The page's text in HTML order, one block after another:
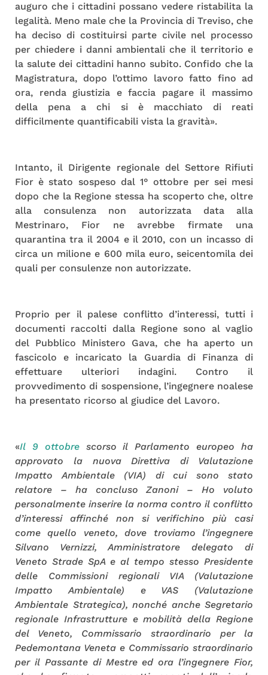
auguro che i cittadini possano vedere ristabilita la
legalità. Meno male che la Provincia di Treviso, che
ha deciso di costituirsi parte civile nel processo
per chiedere i danni ambientali che il territorio e
la salute dei cittadini hanno subito. Confido che la
Magistratura, dopo l’ottimo lavoro fatto fino ad
ora, renda giustizia e faccia pagare il massimo
della pena a chi si è macchiato di reati
difficilmente quantificabili vista la gravità».
Intanto, il Dirigente regionale del Settore Rifiuti
Fior è stato sospeso dal 1° ottobre per sei mesi
dopo che la Regione stessa ha scoperto che, oltre
alla consulenza non autorizzata data alla
Mestrinaro, Fior ne avrebbe firmate una
quarantina tra il 2004 e il 2010, con un incasso di
circa un milione e 600 mila euro, seicentomila dei
quali per consulenze non autorizzate.
Proprio per il palese conflitto d’interessi, tutti i
documenti raccolti dalla Regione sono al vaglio
del Pubblico Ministero Gava, che ha aperto un
fascicolo e incaricato la Guardia di Finanza di
effettuare ulteriori indagini. Contro il
provvedimento di sospensione, l’ingegnere noalese
ha presentato ricorso al giudice del Lavoro.
«Il 9 ottobrescorso il Parlamento europeo ha
approvato la nuova Direttiva di Valutazione
Impatto Ambientale (VIA) di cui sono stato
relatore – ha concluso Zanoni – Ho voluto
personalmente inserire la norma contro il conflitto
d’interessi affinché non si verifichino più casi
come quello veneto, dove troviamo l’ingegnere
Silvano Vernizzi, Amministratore delegato di
Veneto Strade SpA e al tempo stesso Presidente
delle Commissioni regionali VIA (Valutazione
Impatto Ambientale) e VAS (Valutazione
Ambientale Strategica), nonché anche Segretario
regionale Infrastrutture e mobilità della Regione
del Veneto, Commissario straordinario per la
Pedemontana Veneta e Commissario straordinario
per il Passante di Mestre ed ora l’ingegnere Fior,